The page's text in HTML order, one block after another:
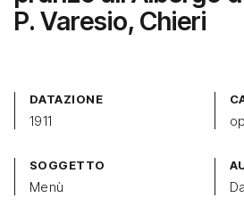
P. Varesio, Chieri
DATAZIONE
1911
SOGGETTO
Menù